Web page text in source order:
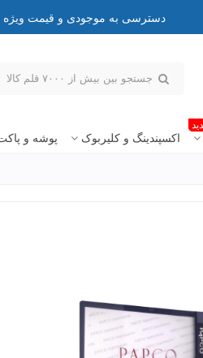
دسترسی به موجودی و قیمت ویژه
اکسپندینگ و کلیربوک پوشه و